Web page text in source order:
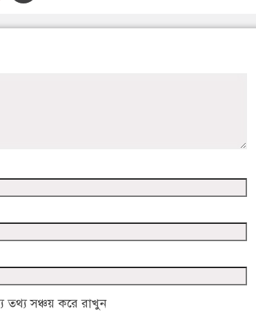
তথ্য সঞ্চয় করে রাখুন